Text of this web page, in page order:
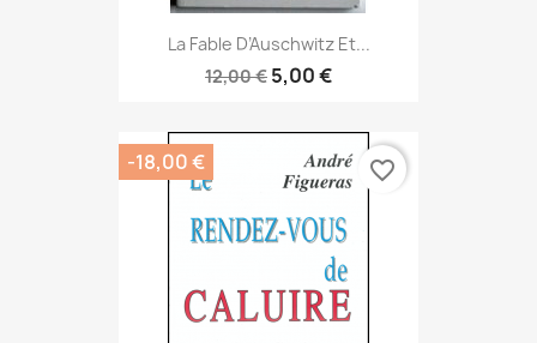
La Fable D’Auschwitz Et...
12,00 € 5,00 €
-18,00 € favorite_border